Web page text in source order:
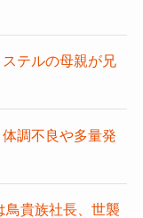
テルの母親が兄
調不良や多量発
鳥貴族社長、世襲